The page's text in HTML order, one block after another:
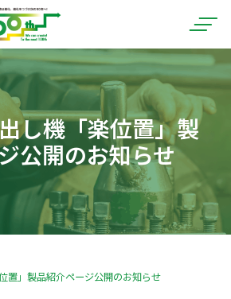
し機「楽位置」製
公開のお知らせ
置」製品紹介ページ公開のお知らせ